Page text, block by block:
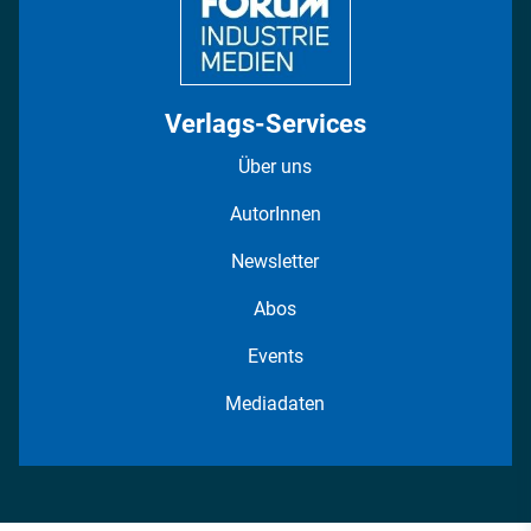
Verlags-Services
Über uns
AutorInnen
Newsletter
Abos
Events
Mediadaten